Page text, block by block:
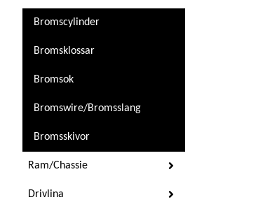
Bromscylinder
Bromsklossar
Bromsok
Bromswire/Bromsslang
Bromsskivor
Ram/Chassie
Drivlina